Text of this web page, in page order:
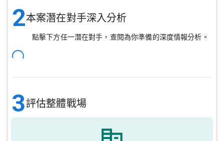
2本案潛在對手深入分析
點擊下方任一潛在對手，查閱為你準備的深度情報分析。
3評估整體戰場